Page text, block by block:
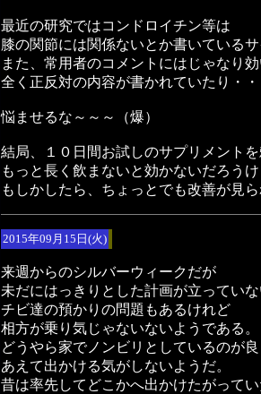
最近の研究ではコンドロイチン等は
膝の関節には関係ないとか書いている
また、常用者のコメントにはじゃなり
全く正反対の内容が書かれていたり・
悩ませるな～～～（爆）
結局、１０日間お試しのサプリメント
もっと長く飲まないと効かないだろう
もしかしたら、ちょっとでも改善が見
2015年09月15日(火)
来週からのシルバーウィークだが
未だにはっきりとした計画が立ってい
チビ達の預かりの問題もあるけれど
相方が乗り気じゃないないようである。
どうやら家でノンビリとしているのが
あえて出かける気がしないようだ。
昔は率先してどこかへ出かけたがって